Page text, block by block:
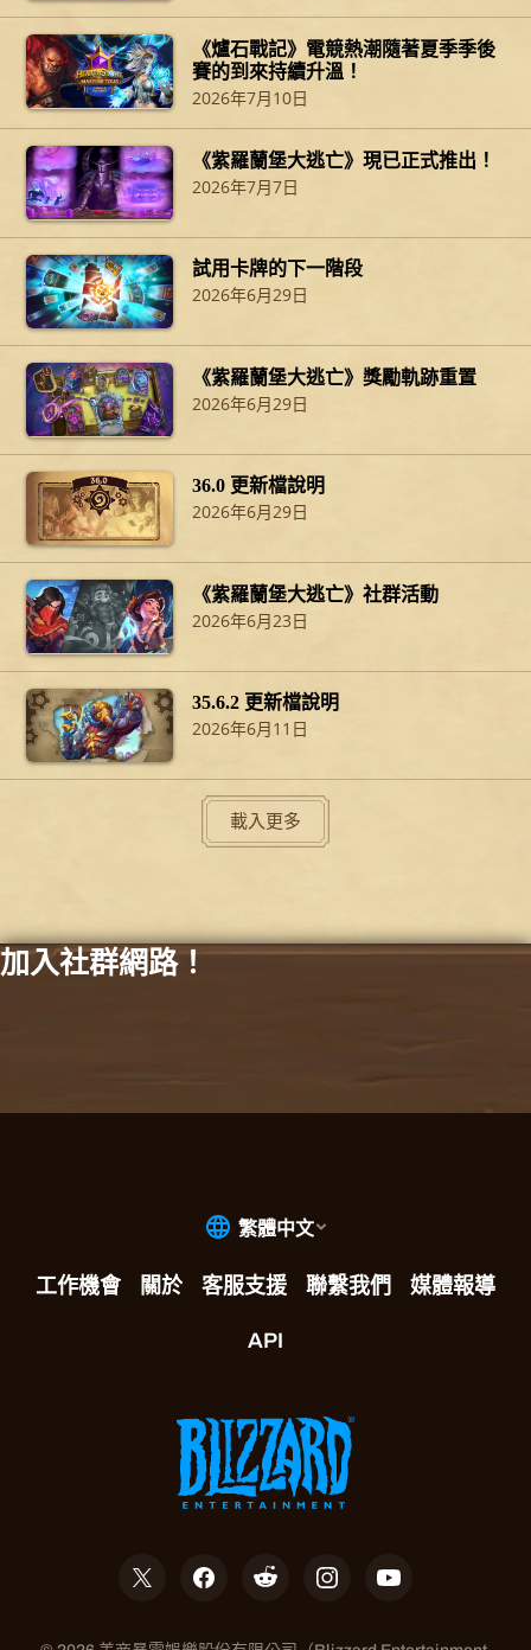
《爐石戰記》電競熱潮隨著夏季季後
賽的到來持續升溫！
2026年7月10日
《紫羅蘭堡大逃亡》現已正式推出！
2026年7月7日
試用卡牌的下一階段
2026年6月29日
《紫羅蘭堡大逃亡》獎勵軌跡重置
2026年6月29日
36.0 更新檔說明
2026年6月29日
《紫羅蘭堡大逃亡》社群活動
2026年6月23日
35.6.2 更新檔說明
2026年6月11日
載入更多
加入社群網路！